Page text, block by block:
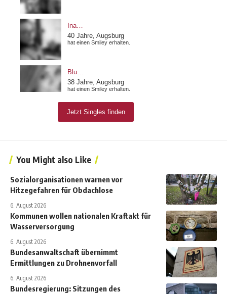
You Might also Like
Sozialorganisationen warnen vor
Hitzegefahren für Obdachlose
6. August 2026
Kommunen wollen nationalen Kraftakt für
Wasserversorgung
6. August 2026
Bundesanwaltschaft übernimmt
Ermittlungen zu Drohnenvorfall
6. August 2026
Bundesregierung: Sitzungen des